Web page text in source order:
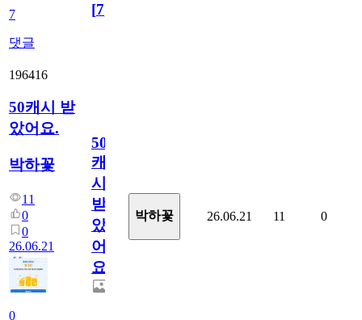
7
댓글
[7]
196416
50캐시 받
았어요.
박하꽃
11
0
0
26.06.21
0
50
캐
시
받
았
어
요.
박하꽃 26.06.21 11 0